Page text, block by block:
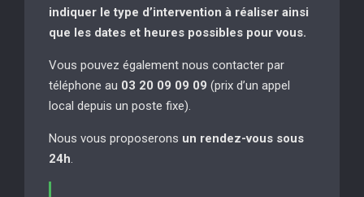
indiquer le type d’intervention à réaliser ainsi
que les dates et heures possibles pour vous.
Vous pouvez également nous contacter par
téléphone au 03 20 09 09 09 (prix d’un appel
local depuis un poste fixe).
Nous vous proposerons un rendez-vous sous
24h.